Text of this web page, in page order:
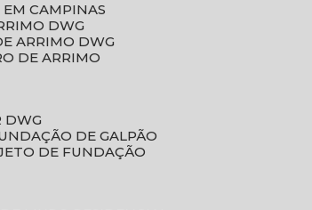
EM CAMPINAS
DWG
ARRIMO DWG
DE ARRIMO
DWG
DE GALPÃO
DE FUNDAÇÃO